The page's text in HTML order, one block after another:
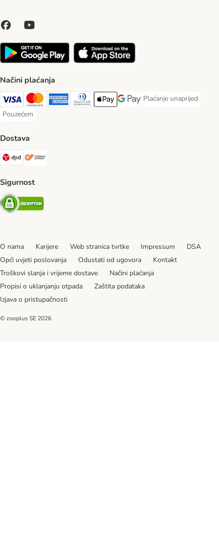
Načini plaćanja
Visa Payment Method
MasterCard Payment Method
American Express Payment Method
Diners Club Payment Method
Payment MethodGoogle pay Payment Method
Plaćanje unaprijed
Plaćanje unaprijed
Pouzećem
Pouzećem Payment Method
Dostava
DPD Shipping Method
Sigurnost
Security
O nama Karijere Web stranica tvrtke Impressum
DSA
Opći uvjeti poslovanja
Odustati od ugovora
Kontakt
Troškovi slanja i vrijeme dostave
Načini plaćanja
Propisi o uklanjanju otpada
Zaštita podataka
Izjava o pristupačnosti
© zooplus SE 2026